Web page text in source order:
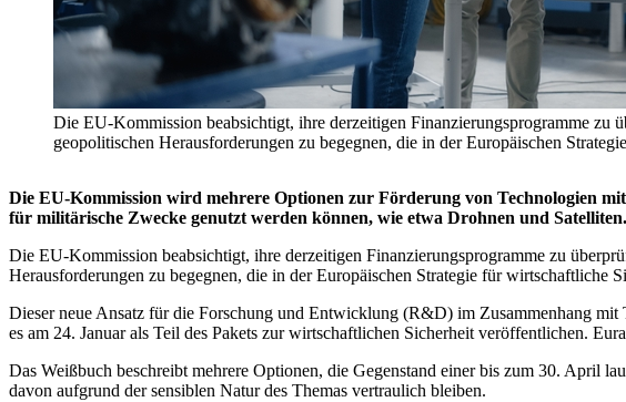
Die EU-Kommission beabsichtigt, ihre derzeitigen Finanzierungsprogramme zu
geopolitischen Herausforderungen zu begegnen, die in der Europäischen
Die EU-Kommission wird mehrere Optionen zur Förderung von Technologien
für militärische Zwecke genutzt werden können, wie etwa Drohnen und Satelliten.
Die EU-Kommission beabsichtigt, ihre derzeitigen Finanzierungsprogramme zu
Herausforderungen zu begegnen, die in der Europäischen Strategie für wirtschaftliche
Dieser neue Ansatz für die Forschung und Entwicklung (R&D) im Zusammenhang
es am 24. Januar als Teil des Pakets zur wirtschaftlichen Sicherheit veröffentlichen.
Das Weißbuch beschreibt mehrere Optionen, die Gegenstand einer bis zum 30. April
davon aufgrund der sensiblen Natur des Themas vertraulich bleiben.